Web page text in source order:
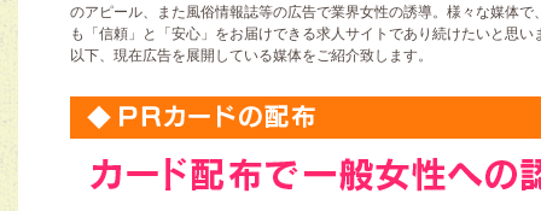
のアピール、また風俗情報誌等の広告で業界女性の誘導。様々な媒体
も「信頼」と「安心」をお届けできる求人サイトであり続けたいと思い
以下、現在広告を展開している媒体をご紹介致します。